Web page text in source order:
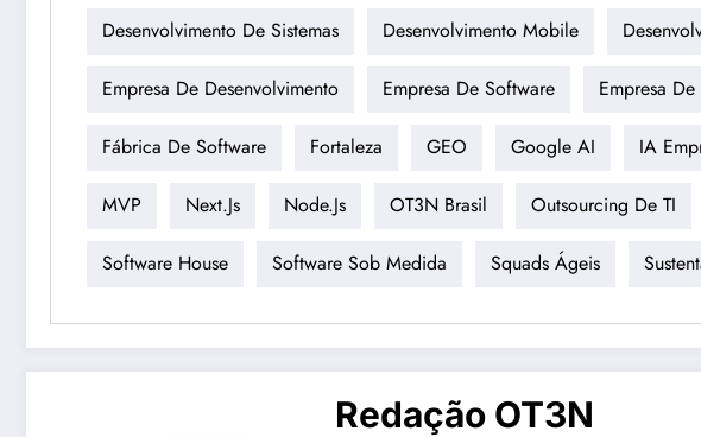
Desenvolvimento De Sistemas Desenvolvimento Mobile
Empresa De Desenvolvimento Empresa De Software Empresa
Fábrica De Software Fortaleza GEO Google AI IA
MVP Next.js Node.js OT3N Brasil Outsourcing De TI
Software House Software Sob Medida Squads Ágeis
Redação OT3N